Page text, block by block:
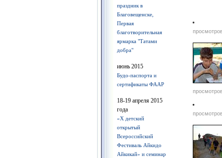
праздник в
Благовещенске,
Первая
благотворительная
ярмарка "Татами
добра"
июнь 2015
Будо-паспорта и
сертификаты ФААР
18-19 апреля 2015
года
«Х детский
открытый
Всероссийский
Фестиваль Айкидо
Айкикай» и семинар